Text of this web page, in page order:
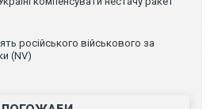
російського військового за
(NV)